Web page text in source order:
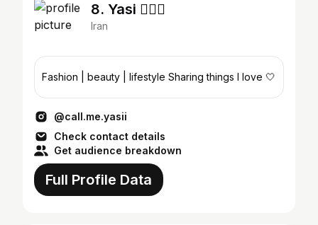
8. Yasi 🧜🏼‍♀️
Iran
Fashion | beauty | lifestyle Sharing things I love 🤍
@call.me.yasii
Check contact details
Get audience breakdown
Full Profile Data